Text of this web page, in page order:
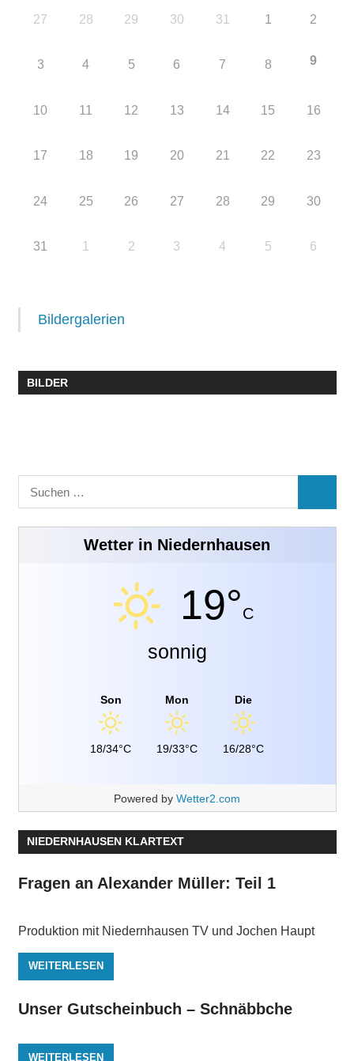
27 28 29 30 31 1 2
3 4 5 6 7 8 9
10 11 12 13 14 15 16
17 18 19 20 21 22 23
24 25 26 27 28 29 30
31 1 2 3 4 5 6
Bildergalerien
BILDER
Suchen
nach:
Wetter in Niedernhausen
19°C
sonnig
Son
18/34°C
Mon
19/33°C
Die
16/28°C
Powered by Wetter2.com
NIEDERNHAUSEN KLARTEXT
Fragen an Alexander Müller: Teil 1
Produktion mit Niedernhausen TV und Jochen Haupt
WEITERLESEN
Unser Gutscheinbuch – Schnäbbche
WEITERLESEN